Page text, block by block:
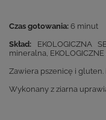
Czas gotowania: 6 minut
Skład: EKOLOGICZNA
mineralna, EKOLOGICZNE
Zawiera pszenicę i
Wykonany z ziarna